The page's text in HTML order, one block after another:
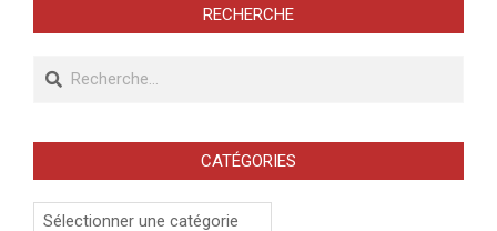
RECHERCHE
Recherche
CATÉGORIES
Catégories